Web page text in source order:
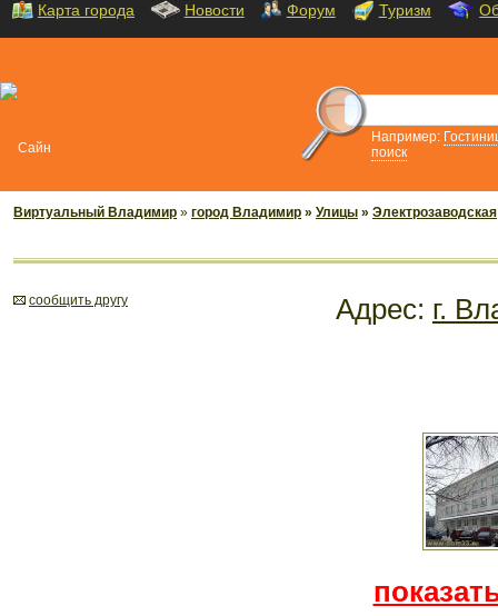
Карта города Новости Форум Туризм
Например:
поиск
Виртуальный Владимир » город Владимир » Улицы » Электрозаводская
cообщить другу Адрес: г.